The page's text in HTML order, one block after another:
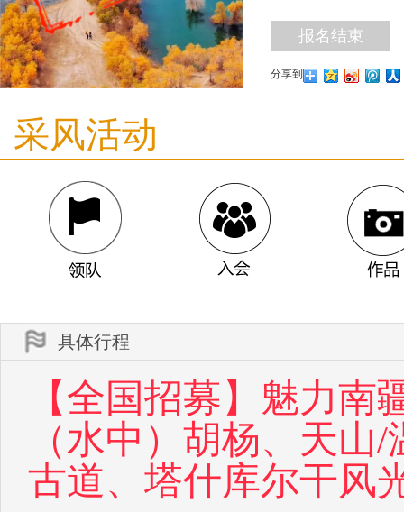
报名结束
分享到
采风活动
领队 入会 作品
具体行程
【全国招募】魅力
（水中）胡杨、天
古道、塔什库尔干风